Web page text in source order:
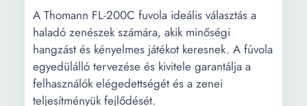
A Thomann FL-200C fuvola ideális választás a
haladó zenészek számára, akik minőségi
hangzást és kényelmes játékot keresnek. A fúvola
egyedülálló tervezése és kivitele garantálja a
felhasználók elégedettségét és a zenei
teljesítményük fejlődését.